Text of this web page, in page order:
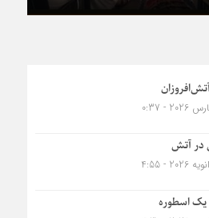
در آتش
یک اسطوره